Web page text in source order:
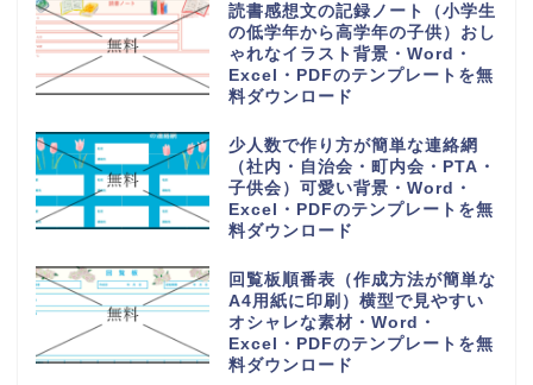
読書感想文の記録ノート（小学生
の低学年から高学年の子供）おし
ゃれなイラスト背景・Word・
Excel・PDFのテンプレートを無
料ダウンロード
少人数で作り方が簡単な連絡網
（社内・自治会・町内会・PTA・
子供会）可愛い背景・Word・
Excel・PDFのテンプレートを無
料ダウンロード
回覧板順番表（作成方法が簡単な
A4用紙に印刷）横型で見やすい
オシャレな素材・Word・
Excel・PDFのテンプレートを無
料ダウンロード